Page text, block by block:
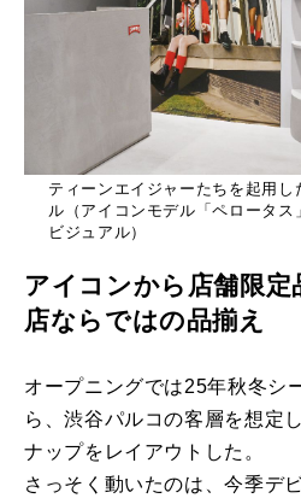
ティーンエイジャーたちを起用し
ル（アイコンモデル「ペロータ
ビジュアル）
アイコンから店舗限定
店ならではの品揃え
オープニングでは25年秋冬シ
ら、渋谷パルコの客層を想定
ナップをレイアウトした。
さっそく動いたのは、今季デ